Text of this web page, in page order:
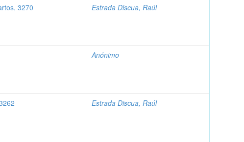
3270 Estrada Discua, Raúl
Anónimo
Estrada Discua, Raúl